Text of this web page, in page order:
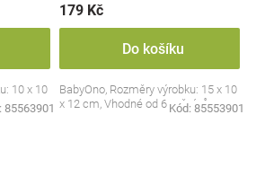
10 x 10
85563901
179 Kč
Do košíku
BabyOno, Rozměry výrobku: 15 x 10
x 12 cm, Vhodné od 6 měsíců
Kód: 85553901